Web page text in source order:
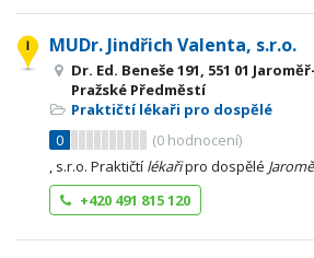
MUDr. Jindřich Valenta, s.r.o.
Dr. Ed. Beneše 191, 551 01 Jaroměř-
Pražské Předměstí
Praktičtí lékaři pro dospělé
0
(0 hodnocení)
, s.r.o. Praktičtí lékařipro dospělé
+420 491 815 120